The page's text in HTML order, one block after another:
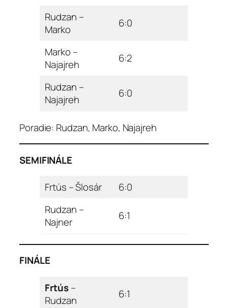
Rudzan –
Marko
6:0
Marko –
Najajreh
6:2
Rudzan –
Najajreh
6:0
Poradie: Rudzan, Marko, Najajreh
SEMIFINÁLE
Frtús – Šlosár
6:0
Rudzan –
Najner
6:1
FINÁLE
Frtús–
Rudzan
6:1